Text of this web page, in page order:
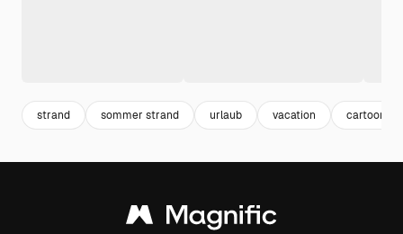
strand sommer strand urlaub vacation cartoon